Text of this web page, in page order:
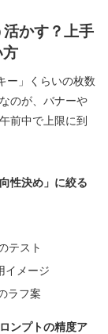
かす？上手
ー」くらいの枚数
のが、バナーや
前中で上限に到
性決め」に絞る
テスト
イメージ
ラフ案
ンプトの精度ア